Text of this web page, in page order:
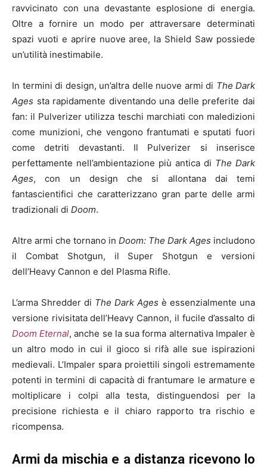
ravvicinato con una devastante esplosione di energia.
Oltre a fornire un modo per attraversare determinati
spazi vuoti e aprire nuove aree, la Shield Saw possiede
un’utilità inestimabile.
In termini di design, un’altra delle nuove armi di The Dark
Ages sta rapidamente diventando una delle preferite dai
fan: il Pulverizer utilizza teschi marchiati con maledizioni
come munizioni, che vengono frantumati e sputati fuori
come detriti devastanti. Il Pulverizer si inserisce
perfettamente nell’ambientazione più antica di The Dark
Ages, con un design che si allontana dai temi
fantascientifici che caratterizzano gran parte delle armi
tradizionali di Doom.
Altre armi che tornano in Doom: The Dark Ages includono
il Combat Shotgun, il Super Shotgun e versioni
dell’Heavy Cannon e del Plasma Rifle.
L’arma Shredder di The Dark Ages è essenzialmente una
versione rivisitata dell’Heavy Cannon, il fucile d’assalto di
Doom Eternal, anche se la sua forma alternativa Impaler è
un altro modo in cui il gioco si rifà alle sue ispirazioni
medievali. L’Impaler spara proiettili singoli estremamente
potenti in termini di capacità di frantumare le armature e
moltiplicare i colpi alla testa, distinguendosi per la
precisione richiesta e il chiaro rapporto tra rischio e
ricompensa.
Armi da mischia e a distanza ricevono lo